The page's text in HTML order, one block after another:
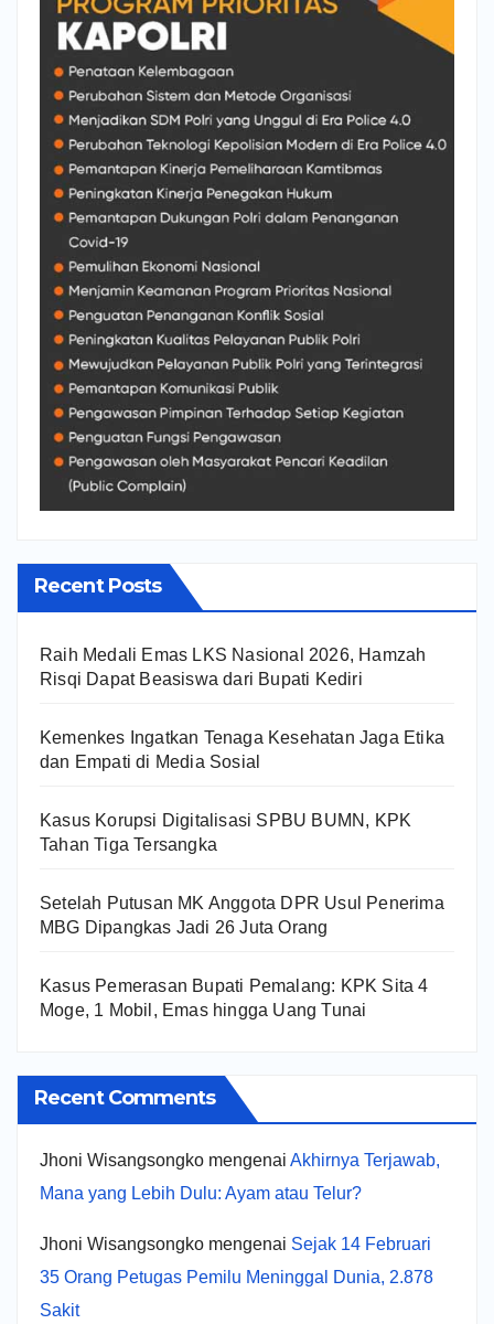
Recent Posts
Raih Medali Emas LKS Nasional 2026, Hamzah
Risqi Dapat Beasiswa dari Bupati Kediri
Kemenkes Ingatkan Tenaga Kesehatan Jaga Etika
dan Empati di Media Sosial
Kasus Korupsi Digitalisasi SPBU BUMN, KPK
Tahan Tiga Tersangka
Setelah Putusan MK Anggota DPR Usul Penerima
MBG Dipangkas Jadi 26 Juta Orang
Kasus Pemerasan Bupati Pemalang: KPK Sita 4
Moge, 1 Mobil, Emas hingga Uang Tunai
Recent Comments
Jhoni Wisangsongko mengenai Akhirnya Terjawab,
Mana yang Lebih Dulu: Ayam atau Telur?
Jhoni Wisangsongko mengenai Sejak 14 Februari
35 Orang Petugas Pemilu Meninggal Dunia, 2.878
Sakit